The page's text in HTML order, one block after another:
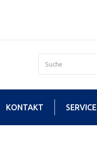
KONTAKT SERVICE